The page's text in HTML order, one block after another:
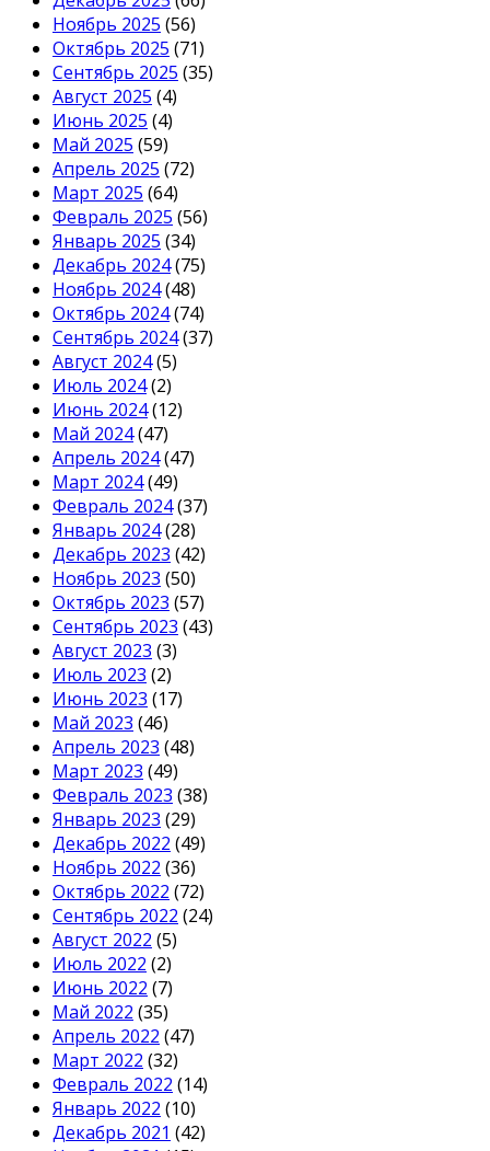
Ноябрь 2025 (56)
Октябрь 2025 (71)
Сентябрь 2025 (35)
Август 2025 (4)
Июнь 2025 (4)
Май 2025 (59)
Апрель 2025 (72)
Март 2025 (64)
Февраль 2025 (56)
Январь 2025 (34)
Декабрь 2024(75)
Ноябрь 2024(48)
Октябрь 2024(74)
Сентябрь 2024(37)
Август 2024(5)
Июль 2024(2)
Июнь 2024(12)
Май 2024(47)
Апрель 2024(47)
Март 2024(49)
Февраль 2024(37)
Январь 2024(28)
Декабрь 2023 (42)
Ноябрь 2023 (50)
Октябрь 2023 (57)
Сентябрь 2023 (43)
Август 2023 (3)
Июль 2023 (2)
Июнь 2023 (17)
Май 2023 (46)
Апрель 2023 (48)
Март 2023 (49)
Февраль 2023 (38)
Январь 2023 (29)
Декабрь 2022 (49)
Ноябрь 2022 (36)
Октябрь 2022 (72)
Сентябрь 2022 (24)
Август 2022 (5)
Июль 2022 (2)
Июнь 2022 (7)
Май 2022 (35)
Апрель 2022 (47)
Март 2022 (32)
Февраль 2022 (14)
Январь 2022 (10)
Декабрь 2021 (42)